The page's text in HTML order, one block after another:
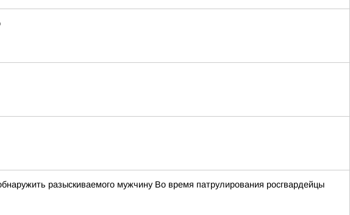
разыскиваемого мужчину Во время патрулирования росгвардейцы